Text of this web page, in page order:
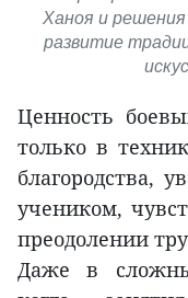
Ханоя и решения
развитие
Ценность
только в
благородства,
учеником,
преодолении
Даже в